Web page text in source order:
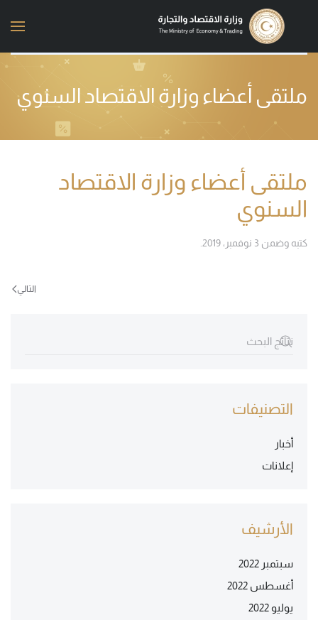
Skip to main content
ملتقى أعضاء وزارة الاقتصاد السنوي
ملتقى أعضاء وزارة الاقتصاد
السنوي
كتبه وضمن 3 نوفمبر، 2019
التالي
التصنيفات
أخبار
إعلانات
الأرشيف
سبتمبر 2022
أغسطس 2022
يوليو 2022